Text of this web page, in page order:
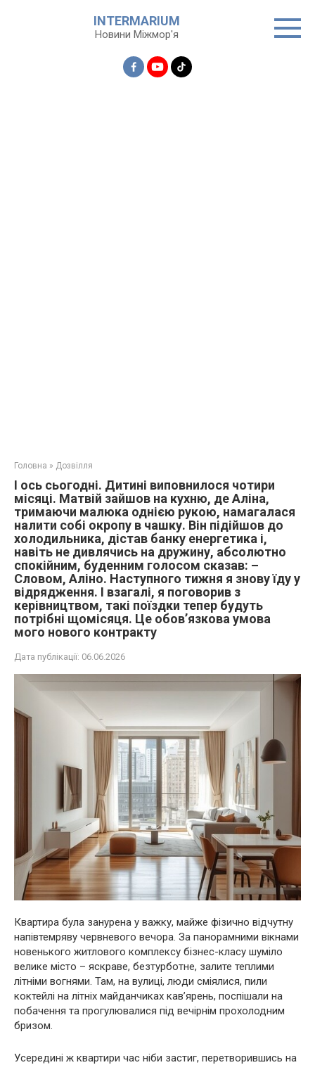
INTERMARIUM
Новини Міжмор'я
Головна » Дозвілля
І ось сьогодні. Дитині виповнилося чотири
місяці. Матвій зайшов на кухню, де Аліна,
тримаючи малюка однією рукою, намагалася
налити собі окропу в чашку. Він підійшов до
холодильника, дістав банку енергетика і,
навіть не дивлячись на дружину, абсолютно
спокійним, буденним голосом сказав: –
Словом, Аліно. Наступного тижня я знову їду у
відрядження. І взагалі, я поговорив з
керівництвом, такі поїздки тепер будуть
потрібні щомісяця. Це обов’язкова умова
мого нового контракту
Дата публікації: 06.06.2026
Квартира була занурена у важку, майже фізично відчутну
напівтемряву червневого вечора. За панорамними вікнами
новенького житлового комплексу бізнес-класу шуміло
велике місто – яскраве, безтурботне, залите теплими
літніми вогнями. Там, на вулиці, люди сміялися, пили
коктейлі на літніх майданчиках кав’ярень, поспішали на
побачення та прогулювалися під вечірнім прохолодним
бризом.
Усередині ж квартири час ніби застиг, перетворившись на